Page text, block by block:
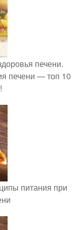
печени.
печени — топ 10
питания при